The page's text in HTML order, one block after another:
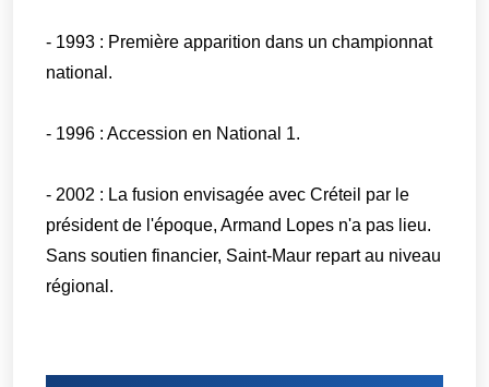
- 1993 : Première apparition dans un championnat
national.
- 1996 : Accession en National 1.
- 2002 : La fusion envisagée avec Créteil par le
président de l'époque, Armand Lopes n'a pas lieu.
Sans soutien financier, Saint-Maur repart au niveau
régional.